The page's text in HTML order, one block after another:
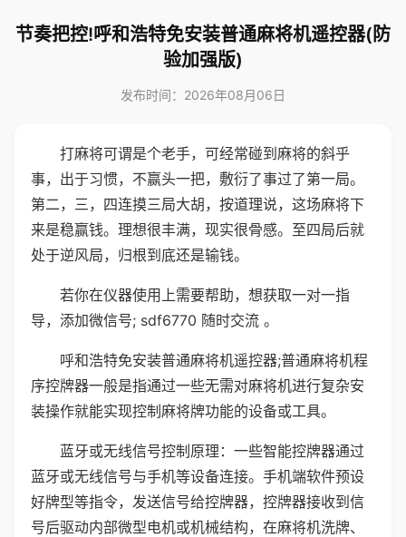
节奏把控!呼和浩特免安装普通麻将机遥控器(防
验加强版)
发布时间：2026年08月06日
打麻将可谓是个老手，可经常碰到麻将的斜乎
事，出于习惯，不赢头一把，敷衍了事过了第一局。
第二，三，四连摸三局大胡，按道理说，这场麻将下
来是稳赢钱。理想很丰满，现实很骨感。至四局后就
处于逆风局，归根到底还是输钱。
若你在仪器使用上需要帮助，想获取一对一指
导，添加微信号; sdf6770 随时交流 。
呼和浩特免安装普通麻将机遥控器;普通麻将机程
序控牌器一般是指通过一些无需对麻将机进行复杂安
装操作就能实现控制麻将牌功能的设备或工具。
蓝牙或无线信号控制原理：一些智能控牌器通过
蓝牙或无线信号与手机等设备连接。手机端软件预设
好牌型等指令，发送信号给控牌器，控牌器接收到信
号后驱动内部微型电机或机械结构，在麻将机洗牌、